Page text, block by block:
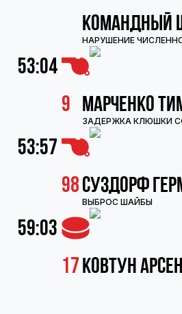
Командный
НАРУШЕНИЕ
53:04
9 Марченко
ЗАДЕРЖКА КЛЮШКИ
53:57
98Суздорф
ВЫБРОС ШАЙБЫ
59:03
17Ковтун